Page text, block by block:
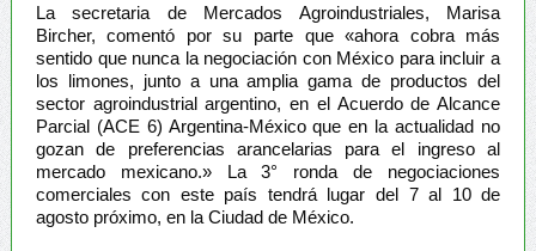
La secretaria de Mercados Agroindustriales, Marisa
Bircher, comentó por su parte que «ahora cobra más
sentido que nunca la negociación con México para incluir a
los limones, junto a una amplia gama de productos del
sector agroindustrial argentino, en el Acuerdo de Alcance
Parcial (ACE 6) Argentina-México que en la actualidad no
gozan de preferencias arancelarias para el ingreso al
mercado mexicano.» La 3° ronda de negociaciones
comerciales con este país tendrá lugar del 7 al 10 de
agosto próximo, en la Ciudad de México.